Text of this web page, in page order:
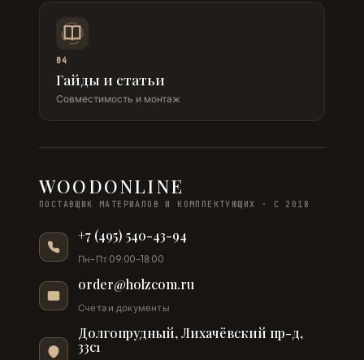
04
Гайды и статьи
Совместимость и монтаж
WOODONLINE
ПОСТАВЩИК МАТЕРИАЛОВ И КОМПЛЕКТУЮЩИХ · С 2018
+7 (495) 540-43-94
Пн–Пт 09:00–18:00
order@holzcom.ru
Счета и документы
Долгопрудный, Лихачёвский пр-д,
33с1